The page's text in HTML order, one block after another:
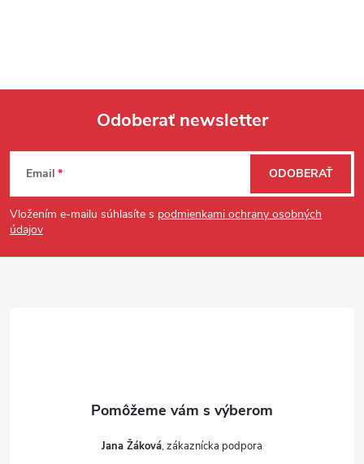
Zápätie
Odoberať newsletter
Email
Vložením e-mailu súhlasíte s podmienkami ochrany osobných
údajov
ODOBERAŤ
Jana Žáková